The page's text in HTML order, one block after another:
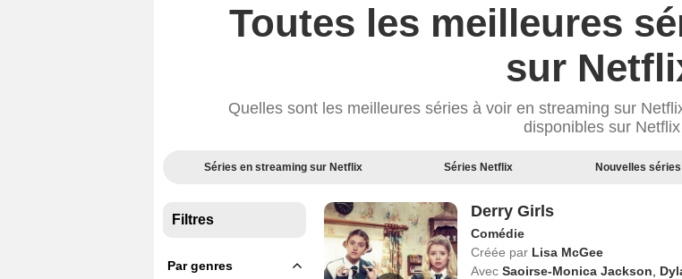
Toutes les meilleures
sur
Quelles sont les meilleures séries à voir en streaming sur
disponibles sur Netflix
Séries en streaming sur Netflix Séries Netflix Nouvelles
Filtres
Par genres
Derry Girls
Comédie
Créée par Lisa McGee
Avec Saoirse-Monica Jackson